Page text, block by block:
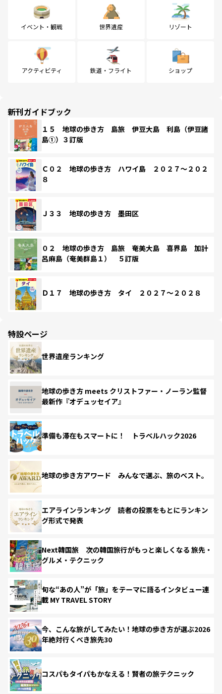
イベント・観戦 世界遺産 リゾート
アクティビティ 鉄道・フライト ショップ
新刊ガイドブック
１５ 地球の歩き方 島旅 伊豆大島 利島（伊豆諸
島①）３訂版
Ｃ０２ 地球の歩き方 ハワイ島 ２０２７～２０２
８
Ｊ３３ 地球の歩き方 墨田区
０２ 地球の歩き方 島旅 奄美大島 喜界島 加計
呂麻島（奄美群島１） ５訂版
Ｄ１７ 地球の歩き方 タイ ２０２７～２０２８
特設ページ
世界遺産ランキング
地球の歩き方 meets クリストファー・ノーラン監督
最新作『オデュッセイア』
準備も滞在もスマートに！ トラベルハック2026
地球の歩き方アワード みんなで選ぶ、旅のベスト。
エアラインランキング 読者の投票をもとにランキン
グ形式で発表
Next韓国旅 次の韓国旅行がもっと楽しくなる 旅先・
グルメ・テクニック
旬な“あの人”が「旅」をテーマに語るインタビュー連
載 MY TRAVEL STORY
今、こんな旅がしてみたい！地球の歩き方が選ぶ2026
年絶対行くべき旅先30
コスパもタイパもかなえる！賢者の旅テクニック